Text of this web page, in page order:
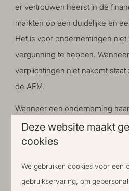
er vertrouwen heerst in de
markten op een duidelijke en
Het is voor ondernemingen niet
vergunning te hebben.
verplichtingen niet nakomt staat
de AFM.
Wanneer een onderneming
nakomt, maar geen vergunning
melding van maken bij haar
Deze website maakt
cookies
We gebruiken cookies voor een
gebruikservaring, om